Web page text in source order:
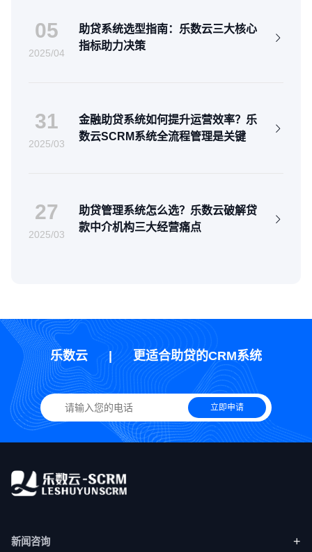
05
2025/04
助贷系统选型指南：乐数云三大核心
指标助力决策
31
2025/03
金融助贷系统如何提升运营效率？乐
数云SCRM系统全流程管理是关键
27
2025/03
助贷管理系统怎么选？乐数云破解贷
款中介机构三大经营痛点
乐数云 | 更适合助贷的CRM系统
立即申请
新闻咨询 +